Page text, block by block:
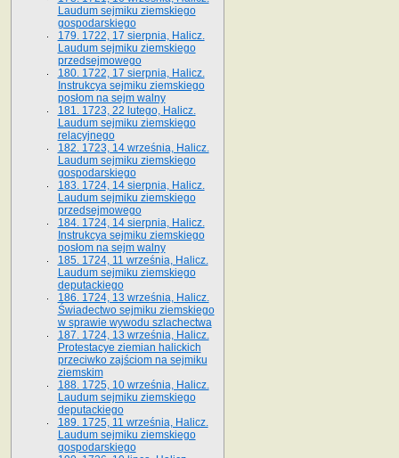
Laudum sejmiku ziemskiego
gospodarskiego
179. 1722, 17 sierpnia, Halicz.
Laudum sejmiku ziemskiego
przedsejmowego
180. 1722, 17 sierpnia, Halicz.
Instrukcya sejmiku ziemskiego
posłom na sejm walny
181. 1723, 22 lutego, Halicz.
Laudum sejmiku ziemskiego
relacyjnego
182. 1723, 14 września, Halicz.
Laudum sejmiku ziemskiego
gospodarskiego
183. 1724, 14 sierpnia, Halicz.
Laudum sejmiku ziemskiego
przedsejmowego
184. 1724, 14 sierpnia, Halicz.
Instrukcya sejmiku ziemskiego
posłom na sejm walny
185. 1724, 11 września, Halicz.
Laudum sejmiku ziemskiego
deputackiego
186. 1724, 13 września, Halicz.
Świadectwo sejmiku ziemskiego
w sprawie wywodu szlachectwa
187. 1724, 13 września, Halicz.
Protestacye ziemian halickich
przeciwko zajściom na sejmiku
ziemskim
188. 1725, 10 września, Halicz.
Laudum sejmiku ziemskiego
deputackiego
189. 1725, 11 września, Halicz.
Laudum sejmiku ziemskiego
gospodarskiego